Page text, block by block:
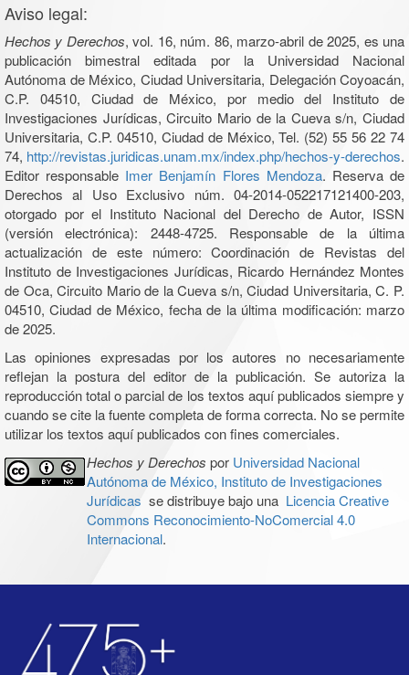
Aviso legal:
Hechos y Derechos, vol. 16, núm. 86, marzo-abril de 2025, es una
publicación bimestral editada por la Universidad Nacional
Autónoma de México, Ciudad Universitaria, Delegación Coyoacán,
C.P. 04510, Ciudad de México, por medio del Instituto de
Investigaciones Jurídicas, Circuito Mario de la Cueva s/n, Ciudad
Universitaria, C.P. 04510, Ciudad de México, Tel. (52) 55 56 22 74
74, http://revistas.juridicas.unam.mx/index.php/hechos-y-derechos.
Editor responsable Imer Benjamín Flores Mendoza. Reserva de
Derechos al Uso Exclusivo núm. 04-2014-052217121400-203,
otorgado por el Instituto Nacional del Derecho de Autor, ISSN
(versión electrónica): 2448-4725. Responsable de la última
actualización de este número: Coordinación de Revistas del
Instituto de Investigaciones Jurídicas, Ricardo Hernández Montes
de Oca, Circuito Mario de la Cueva s/n, Ciudad Universitaria, C. P.
04510, Ciudad de México, fecha de la última modificación: marzo
de 2025.
Las opiniones expresadas por los autores no necesariamente
reflejan la postura del editor de la publicación. Se autoriza la
reproducción total o parcial de los textos aquí publicados siempre y
cuando se cite la fuente completa de forma correcta. No se permite
utilizar los textos aquí publicados con fines comerciales.
Hechos y Derechos por Universidad Nacional
Autónoma de México, Instituto de Investigaciones
Jurídicas se distribuye bajo una Licencia Creative
Commons Reconocimiento-NoComercial 4.0
Internacional.